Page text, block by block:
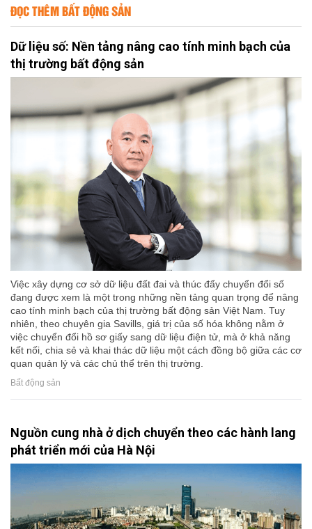
ĐỌC THÊM BẤT ĐỘNG SẢN
Dữ liệu số: Nền tảng nâng cao tính minh bạch của
thị trường bất động sản
Việc xây dựng cơ sở dữ liệu đất đai và thúc đẩy chuyển đổi số
đang được xem là một trong những nền tảng quan trọng để nâng
cao tính minh bạch của thị trường bất động sản Việt Nam. Tuy
nhiên, theo chuyên gia Savills, giá trị của số hóa không nằm ở
việc chuyển đổi hồ sơ giấy sang dữ liệu điện tử, mà ở khả năng
kết nối, chia sẻ và khai thác dữ liệu một cách đồng bộ giữa các cơ
quan quản lý và các chủ thể trên thị trường.
Bất động sản
Nguồn cung nhà ở dịch chuyển theo các hành lang
phát triển mới của Hà Nội